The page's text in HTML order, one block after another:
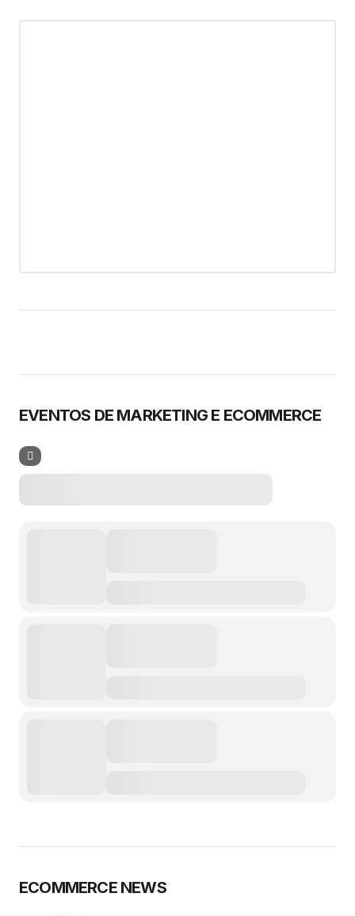
EVENTOS DE MARKETING E ECOMMERCE
ECOMMERCE NEWS